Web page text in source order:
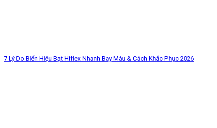
7 Lý Do Biển Hiệu Bạt Hiflex Nhanh Bay Màu & Cách Khắc Phục 2026